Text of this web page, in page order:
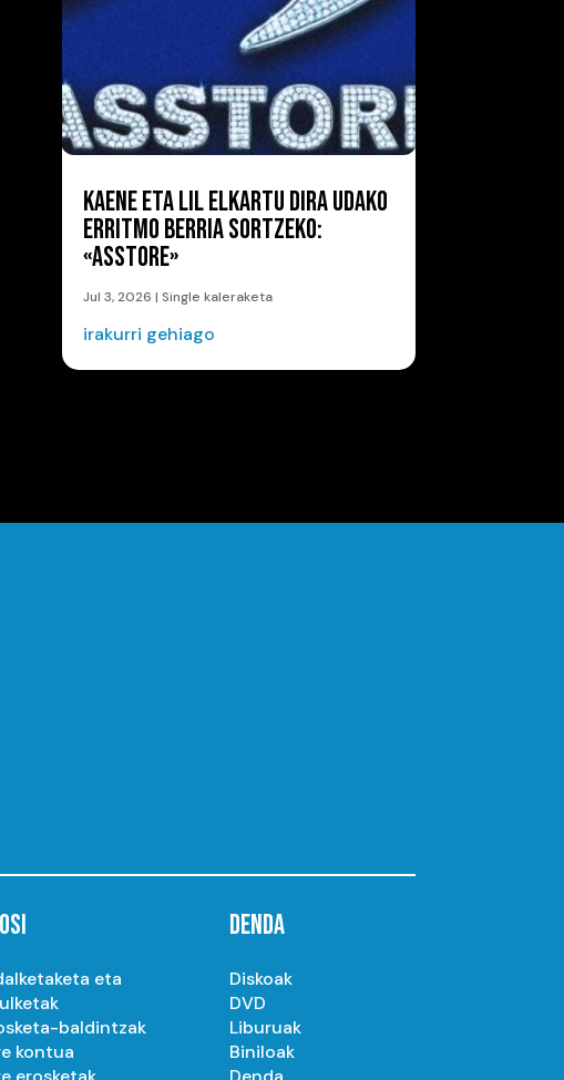
KAENE ETA LIL ELKARTU DIRA UDAKO
ERRITMO BERRIA SORTZEKO:
«ASSTORE»
Jul 3, 2026 | Single kaleraketa
irakurri gehiago
eta
baldintzak
kontua
DENDA
Diskoak
DVD
Liburuak
Biniloak